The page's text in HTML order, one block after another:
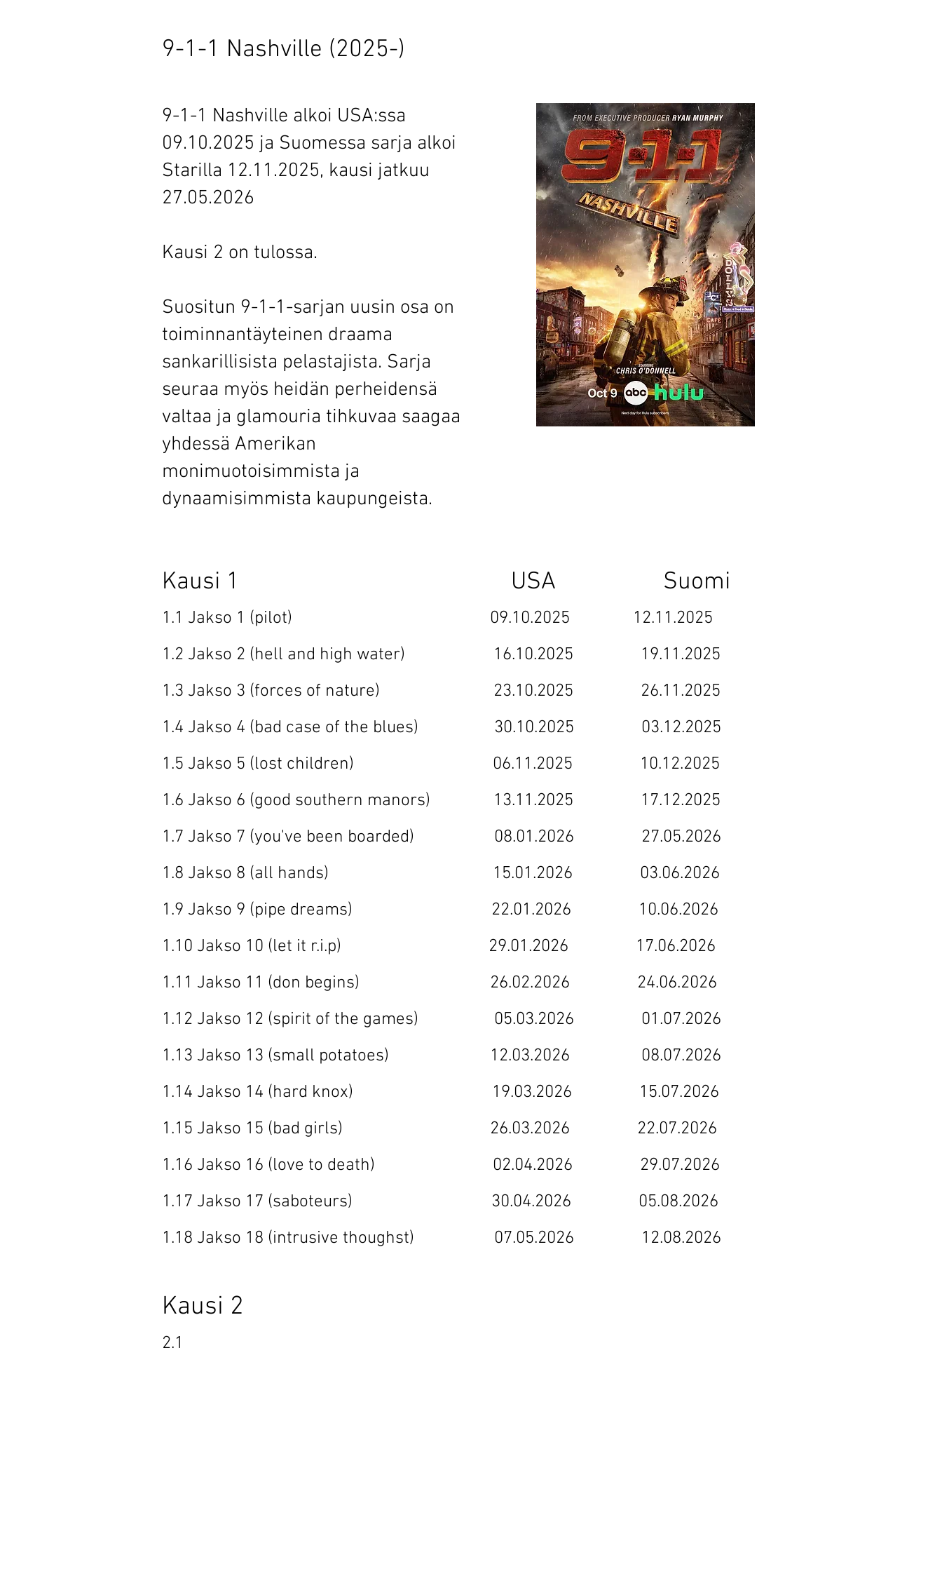
9-1-1 Nashville (2025-)
9-1-1 Nashville alkoi USA:ssa
09.10.2025 ja Suomessa sarja alkoi
Starilla 12.11.2025, kausi jatkuu
27.05.2026
Kausi 2 on tulossa.
Suositun 9-1-1-sarjan uusin osa on
toiminnantäyteinen draama
sankarillisista pelastajista. Sarja
seuraa myös heidän perheidensä
valtaa ja glamouria tihkuvaa saagaa
yhdessä Amerikan
monimuotoisimmista ja
dynaamisimmista kaupungeista.
Kausi 1 USA Suomi
1.1 Jakso 1 (pilot) 09.10.2025 12.11.2025
1.2 Jakso 2 (hell and high water) 16.10.2025 19.11.2025
1.3 Jakso 3 (forces of nature) 23.10.2025 26.11.2025
1.4 Jakso 4 (bad case of the blues) 30.10.2025 03.12.2025
1.5 Jakso 5 (lost children) 06.11.2025 10.12.2025
1.6 Jakso 6 (good southern manors) 13.11.2025 17.12.2025
1.7 Jakso 7 (you've been boarded) 08.01.2026 27.05.2026
1.8 Jakso 8 (all hands) 15.01.2026 03.06.2026
1.9 Jakso 9 (pipe dreams) 22.01.2026 10.06.2026
1.10 Jakso 10 (let it r.i.p) 29.01.2026 17.06.2026
1.11 Jakso 11 (don begins) 26.02.2026 24.06.2026
1.12 Jakso 12 (spirit of the games) 05.03.2026 01.07.2026
1.13 Jakso 13 (small potatoes) 12.03.2026 08.07.2026
1.14 Jakso 14 (hard knox) 19.03.2026 15.07.2026
1.15 Jakso 15 (bad girls) 26.03.2026 22.07.2026
1.16 Jakso 16 (love to death) 02.04.2026 29.07.2026
1.17 Jakso 17 (saboteurs) 30.04.2026 05.08.2026
1.18 Jakso 18 (intrusive thoughst) 07.05.2026 12.08.2026
Kausi 2
2.1